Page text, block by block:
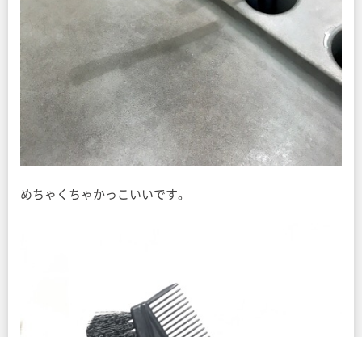
めちゃくちゃかっこいいです。